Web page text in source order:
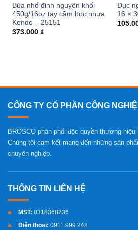
Búa nhổ đinh nguyên khối
450g/16oz tay cầm bọc nhựa
Kendo – 25151
373.000 ₫
Đục
16 ×
CÔNG TY CỔ PHẦN CÔNG
BROSCO phân phối độc quyền thương
Chúng tôi cam kết mang đến những sản
chuyên nghiệp.
MST: 0318368236
Điện thoại: 0911 999 248